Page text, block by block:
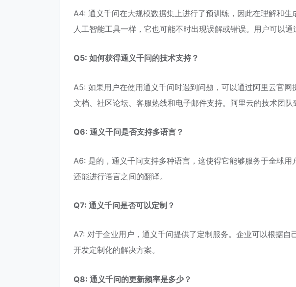
A4: 通义千问在大规模数据集上进行了预训练，因此在理解和
人工智能工具一样，它也可能不时出现误解或错误。用户可以通
Q5: 如何获得通义千问的技术支持？
A5: 如果用户在使用通义千问时遇到问题，可以通过阿里云官
文档、社区论坛、客服热线和电子邮件支持。阿里云的技术团队
Q6: 通义千问是否支持多语言？
A6: 是的，通义千问支持多种语言，这使得它能够服务于全球用
还能进行语言之间的翻译。
Q7: 通义千问是否可以定制？
A7: 对于企业用户，通义千问提供了定制服务。企业可以根据
开发定制化的解决方案。
Q8: 通义千问的更新频率是多少？